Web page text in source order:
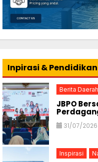
Inpirasi & Pendidikan
Berita Daerah
JBPO
31/07/2026
Inspirasi